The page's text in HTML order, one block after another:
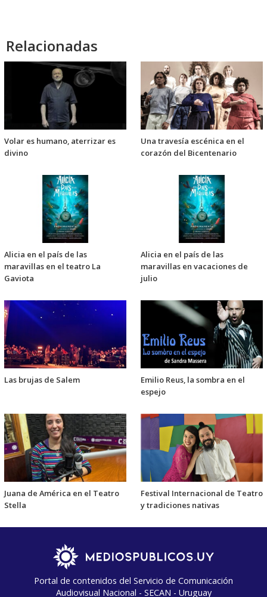
Relacionadas
Volar es humano, aterrizar es
divino
Una travesía escénica en el
corazón del Bicentenario
Alicia en el país de las
maravillas en el teatro La
Gaviota
Alicia en el país de las
maravillas en vacaciones de
julio
Las brujas de Salem
Emilio Reus, la sombra en el
espejo
Juana de América en el Teatro
Stella
Festival Internacional de Teatro
y tradiciones nativas
Portal de contenidos del Servicio de Comunicación
Audiovisual Nacional - SECAN - Uruguay